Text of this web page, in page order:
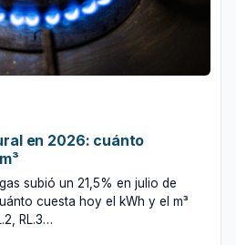
en 2026: cuánto
subió un 21,5% en julio de
cuesta hoy el kWh y el m³
RL.3…